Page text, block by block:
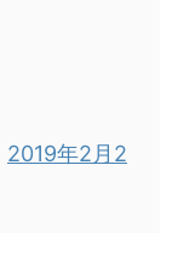
2019年2月2